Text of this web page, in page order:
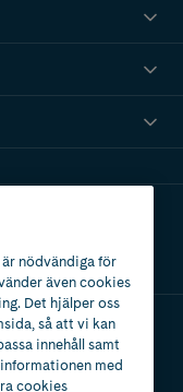
nödvändiga för
även cookies
Det hjälper oss
så att vi kan
innehåll samt
med
cookies